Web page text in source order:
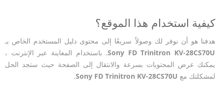
كيفية استخدام هذا الموقع؟
هدفنا هو أن نوفر لك وصولاً سريعًا إلى محتوى دليل المستخدم الخاص بـ
Sony FD Trinitron KV-28CS70U. باستخدام المعاينة عبر الإنترنت ،
يمكنك عرض المحتويات بسرعة والانتقال إلى الصفحة حيث ستجد الحل
لمشكلتك مع Sony FD Trinitron KV-28CS70U
.